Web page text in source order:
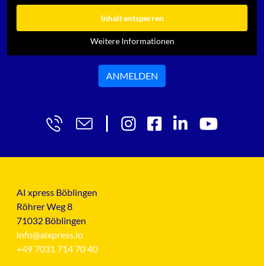
Inhalt entsperren
Weitere Informationen
ANMELDEN
AI xpress Böblingen
Röhrer Weg 8
71032 Böblingen
info@aixpress.io
+49 7031 714 70 40